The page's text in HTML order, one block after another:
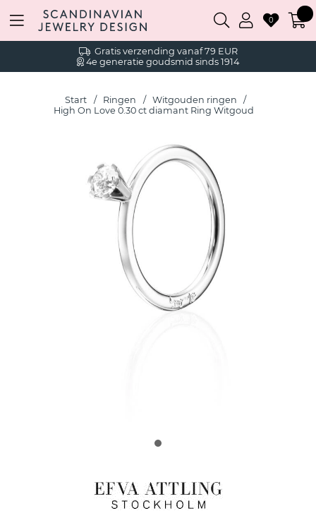
Gratis verzending vanaf 79 EUR
4e generatie goudsmid sinds 1914
0
Start Ringen
Witgouden ringen
High On Love 0.30 ct diamant Ring Witgoud